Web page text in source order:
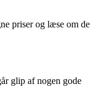
priser og læse om de
glip af nogen gode